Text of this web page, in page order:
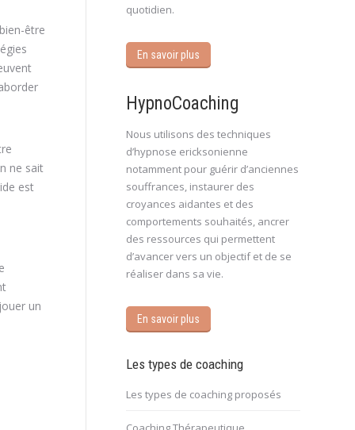
être
ne sait
est
un
quotidien.
En savoir plus
HypnoCoaching
Nous utilisons des techniques
d’hypnose ericksonienne
notamment pour guérir d’anciennes
souffrances, instaurer des
croyances aidantes et des
comportements souhaités, ancrer
des ressources qui permettent
d’avancer vers un objectif et de se
réaliser dans sa vie.
En savoir plus
Les types de coaching
Les types de coaching proposés